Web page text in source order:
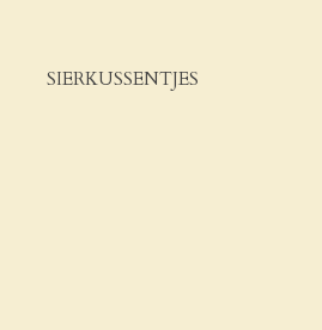
SIERKUSSENTJES